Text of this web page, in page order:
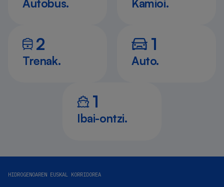
Autobus. Kamioi.
2
Trenak.
1
Auto.
1
Ibai-ontzi.
HIDROGENOAREN EUSKAL KORRIDOREA